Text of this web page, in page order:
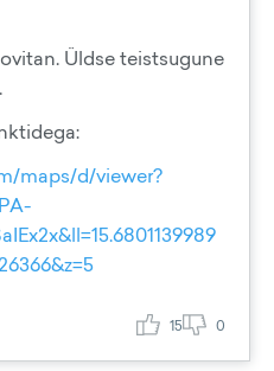
Üldse teistsugune
maps/d/viewer?
15 0